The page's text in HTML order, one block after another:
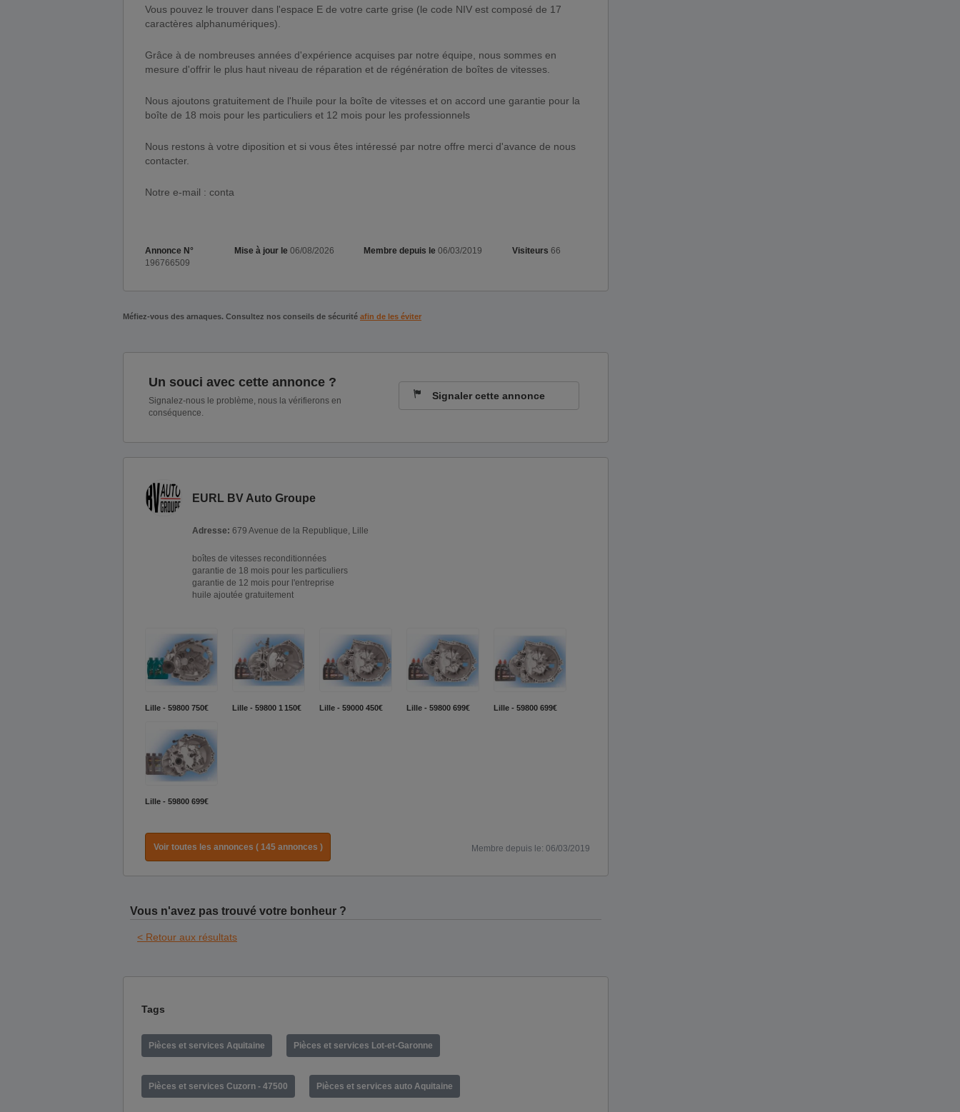
Vous pouvez le trouver dans l'espace E de votre carte grise (le code NIV est composé de 17
caractères alphanumériques).
Grâce à de nombreuses années d'expérience acquises par notre équipe, nous sommes en
mesure d'offrir le plus haut niveau de réparation et de régénération de boîtes de vitesses.
Nous ajoutons gratuitement de l'huile pour la boîte de vitesses et on accord une garantie pour la
boîte de 18 mois pour les particuliers et 12 mois pour les professionnels
Nous restons à votre diposition et si vous êtes intéressé par notre offre merci d'avance de nous
contacter.
Notre e-mail : conta
Annonce N°
196766509
Mise à jour le 06/08/2026 Membre depuis le 06/03/2019 Visiteurs 66
Méfiez-vous des arnaques. Consultez nos conseils de sécurité afin de les éviter
Un souci avec cette annonce ?
Signalez-nous le problème, nous la vérifierons en
conséquence.
Signaler cette annonce
EURL BV Auto Groupe
Adresse: 679 Avenue de la Republique, Lille
boîtes de vitesses reconditionnées
garantie de 18 mois pour les particuliers
garantie de 12 mois pour l'entreprise
huile ajoutée gratuitement
Lille - 59800 750€ Lille - 59800 1 150€ Lille - 59000 450€ Lille - 59800 699€ Lille - 59800 699€
Lille - 59800 699€
Voir toutes les annonces ( 145 annonces ) Membre depuis le: 06/03/2019
Vous n'avez pas trouvé votre bonheur ?
< Retour aux résultats
Tags
Pièces et services Aquitaine Pièces et services Lot-et-Garonne
Pièces et services Cuzorn - 47500 Pièces et services auto Aquitaine